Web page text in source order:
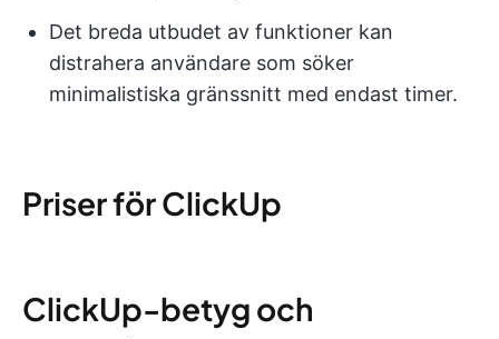
Det breda utbudet av funktioner kan
distrahera användare som söker
minimalistiska gränssnitt med endast timer.
Priser för ClickUp
ClickUp-betyg och